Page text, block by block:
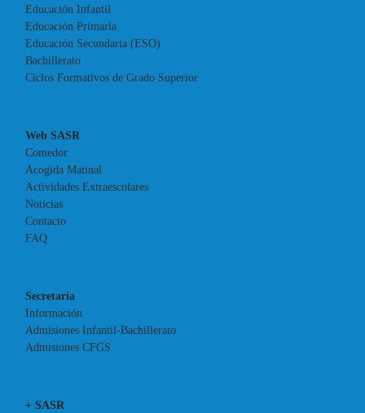
Educación Infantil
Educación Primaria
Educación Secundaria (ESO)
Bachillerato
Ciclos Formativos de Grado Superior
Web SASR
Comedor
Acogida Matinal
Actividades Extraescolares
Noticias
Contacto
FAQ
Secretaría
Información
Admisiones Infantil-Bachillerato
Admisiones CFGS
+ SASR